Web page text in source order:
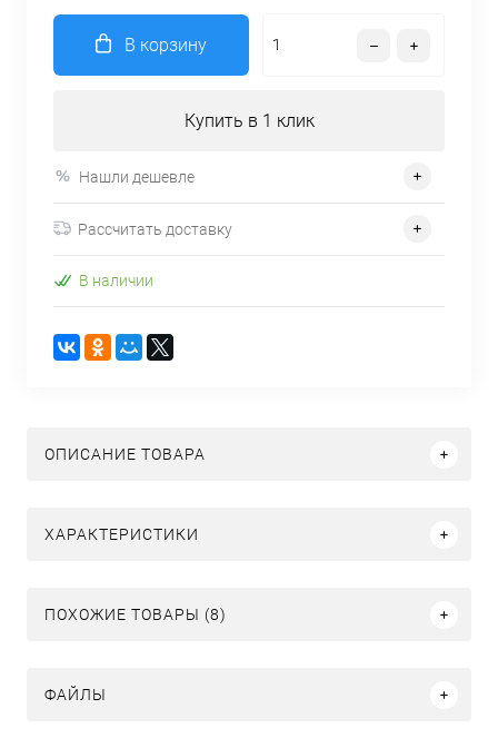
В корзину
Купить в 1 клик
Нашли дешевле
Рассчитать доставку
В наличии
ОПИСАНИЕ ТОВАРА
ХАРАКТЕРИСТИКИ
ПОХОЖИЕ ТОВАРЫ (8)
ФАЙЛЫ